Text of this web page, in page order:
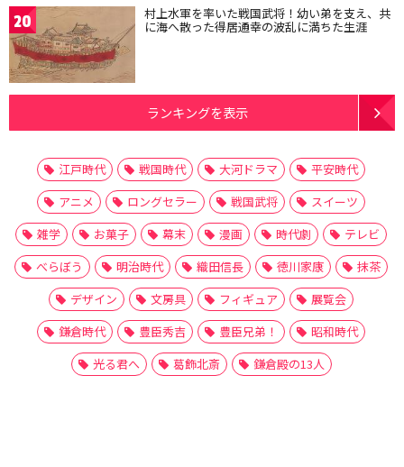
20 村上水軍を率いた戦国武将！幼い弟を支え、共
に海へ散った得居通幸の波乱に満ちた生涯
ランキングを表示
江戸時代 戦国時代 大河ドラマ
平安時代
アニメ
ロングセラー 戦国武将
スイーツ
雑学
お菓子 幕末 漫画 時代劇
テレビ
べらぼう
明治時代 織田信長 徳川家康
抹茶
デザイン
文房具 フィギュア
展覧会
鎌倉時代
豊臣秀吉 豊臣兄弟！
昭和時代
光る君へ
葛飾北斎 鎌倉殿の13人